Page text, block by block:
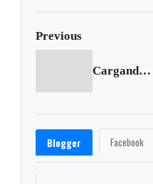
Previous
Cargando anterior...
Blogger Facebook